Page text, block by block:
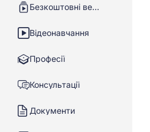
Безкоштовні вебінари
Відеонавчання
Професії
Консультації
Документи